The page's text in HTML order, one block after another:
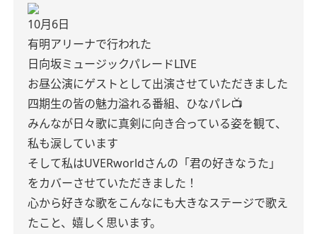
10月6日
有明アリーナで行われた
日向坂ミュージックパレードLIVE
お昼公演にゲストとして出演させていただきました
四期生の皆の魅力溢れる番組、ひなパレ📺
みんなが日々歌に真剣に向き合っている姿を観て、
私も涙しています
そして私はUVERworldさんの「君の好きなうた」
をカバーさせていただきました！
心から好きな歌をこんなにも大きなステージで歌え
たこと、嬉しく思います。